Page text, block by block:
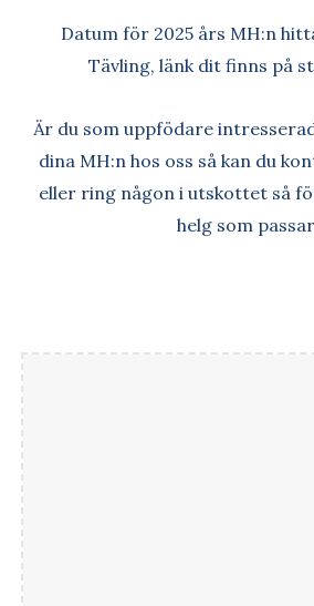
Datum för 2025 års MH:n
Tävling, länk dit finns på
Är du som uppfödare
dina MH:n hos oss så kan du
eller ring någon i utskottet så
helg som